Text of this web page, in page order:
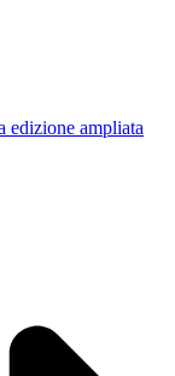
edizione ampliata